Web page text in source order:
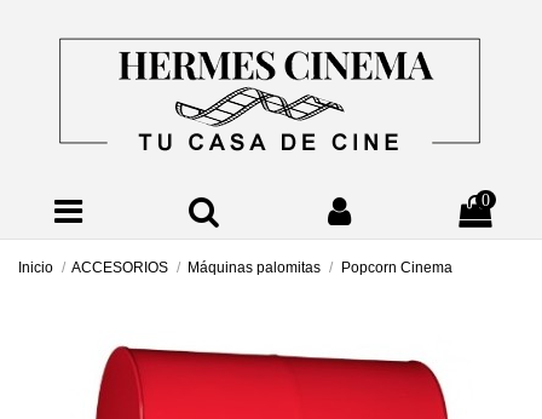
0
Inicio ACCESORIOS Máquinas palomitas Popcorn Cinema